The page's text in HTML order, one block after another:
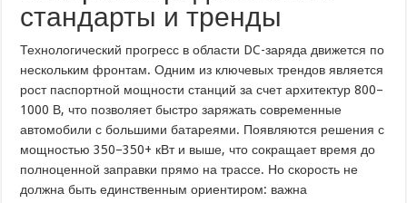
стандарты и тренды
Технологический прогресс в области DC-заряда движется по
нескольким фронтам. Одним из ключевых трендов является
рост паспортной мощности станций за счет архитектур 800–
1000 В, что позволяет быстро заряжать современные
автомобили с большими батареями. Появляются решения с
мощностью 350–350+ кВт и выше, что сокращает время до
полноценной заправки прямо на трассе. Но скорость не
должна быть единственным ориентиром: важна